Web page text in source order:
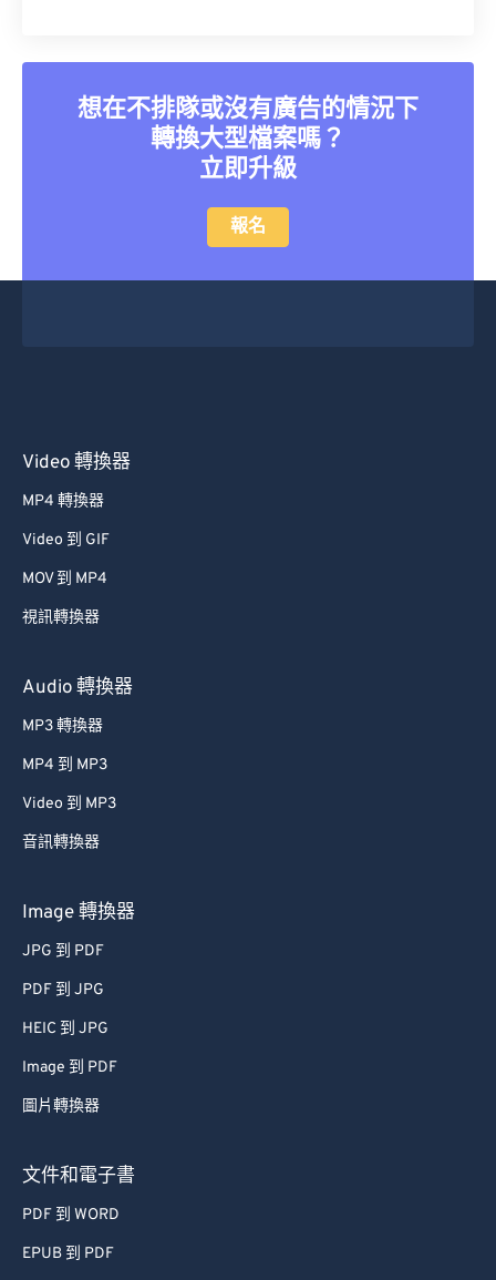
想在不排隊或沒有廣告的情況下
轉換大型檔案嗎？
立即升級
報名
Video 轉換器
MP4 轉換器
Video 到 GIF
MOV 到 MP4
視訊轉換器
Audio 轉換器
MP3 轉換器
MP4 到 MP3
Video 到 MP3
音訊轉換器
Image 轉換器
JPG 到 PDF
PDF 到 JPG
HEIC 到 JPG
Image 到 PDF
圖片轉換器
文件和電子書
PDF 到 WORD
EPUB 到 PDF